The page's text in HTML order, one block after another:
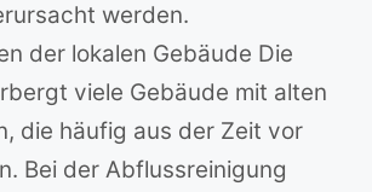
werden.
der lokalen Gebäude Die
viele Gebäude mit alten
die häufig aus der Zeit vor
Bei der Abflussreinigung